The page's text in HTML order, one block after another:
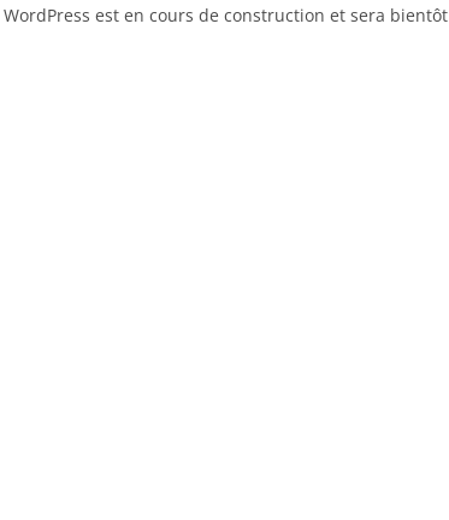
est en cours de construction et sera bientôt